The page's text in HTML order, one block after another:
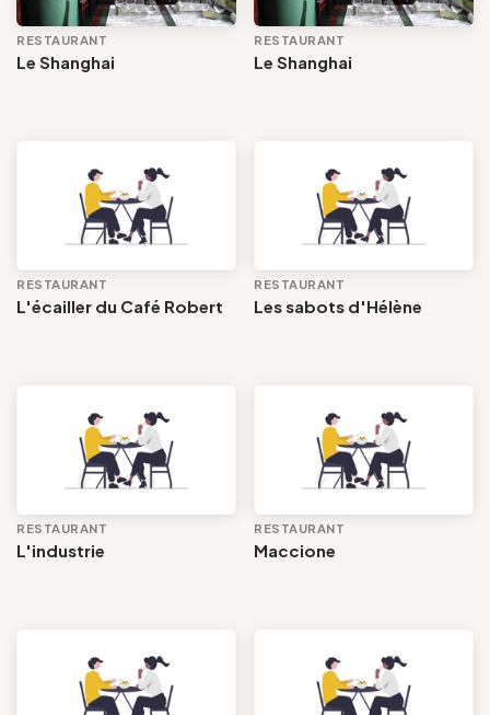
RESTAURANT
Le Shanghai
RESTAURANT
Le Shanghai
RESTAURANT
L'écailler du Café Robert
RESTAURANT
Les sabots d'Hélène
RESTAURANT
L'industrie
RESTAURANT
Maccione